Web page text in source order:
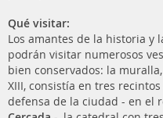
Qué visitar:
Los amantes de la historia y
podrán visitar numerosos
bien conservados: la
XIII, consistía en tres
defensa de la ciudad - en el